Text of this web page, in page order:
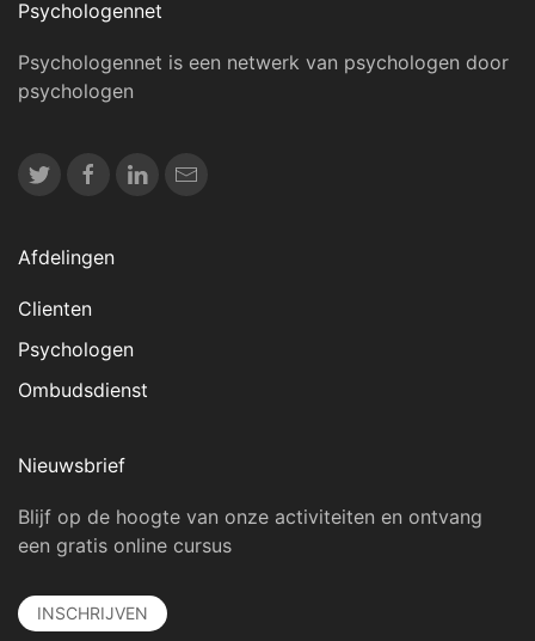
Psychologennet
Psychologennet is een netwerk van psychologen door
psychologen
Afdelingen
Clienten
Psychologen
Ombudsdienst
Nieuwsbrief
Blijf op de hoogte van onze activiteiten en ontvang
een gratis online cursus
INSCHRIJVEN